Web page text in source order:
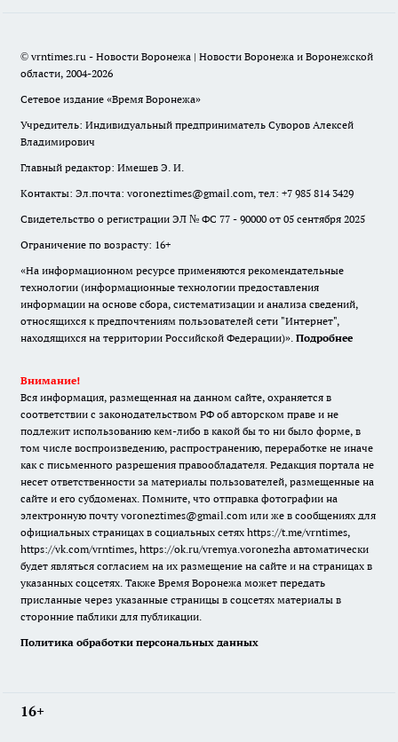
© vrntimes.ru - Новости Воронежа | Новости Воронежа и Воронежской
области, 2004-2026
Сетевое издание «Время Воронежа»
Учредитель: Индивидуальный предприниматель Суворов Алексей
Владимирович
Главный редактор: Имешев Э. И.
Контакты: Эл.почта: voroneztimes@gmail.com, тел: +7 985 814 3429
Свидетельство о регистрации ЭЛ № ФС 77 - 90000 от 05 сентября 2025
Ограничение по возрасту: 16+
«На информационном ресурсе применяются рекомендательные
технологии (информационные технологии предоставления
информации на основе сбора, систематизации и анализа сведений,
относящихся к предпочтениям пользователей сети "Интернет",
находящихся на территории Российской Федерации)». Подробнее
Внимание!
Вся информация, размещенная на данном сайте, охраняется в
соответствии с законодательством РФ об авторском праве и не
подлежит использованию кем-либо в какой бы то ни было форме, в
том числе воспроизведению, распространению, переработке не иначе
как с письменного разрешения правообладателя. Редакция портала не
несет ответственности за материалы пользователей, размещенные на
сайте и его субдоменах. Помните, что отправка фотографии на
электронную почту voroneztimes@gmail.com или же в сообщениях для
официальных страницах в социальных сетях https://t.me/vrntimes,
https://vk.com/vrntimes, https://ok.ru/vremya.voronezha автоматически
будет являться согласием на их размещение на сайте и на страницах в
указанных соцсетях. Также Время Воронежа может передать
присланные через указанные страницы в соцсетях материалы в
сторонние паблики для публикации.
Политика обработки персональных данных
16+